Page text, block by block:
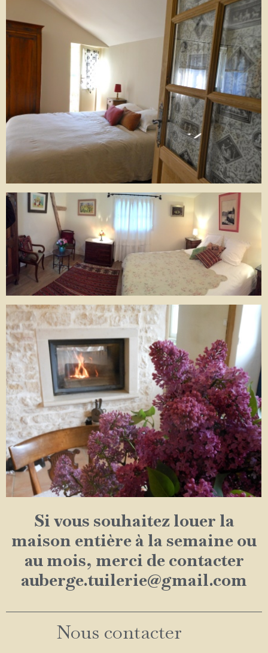
Si vous souhaitez louer la
maison entière à la semaine ou
au mois, merci de contacter
auberge.tuilerie@gmail.com
Nous contacter